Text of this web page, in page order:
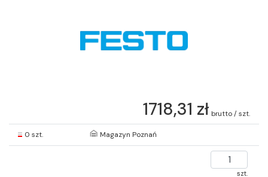
1718,31 zł brutto / szt.
0 szt. Magazyn Poznań
szt.